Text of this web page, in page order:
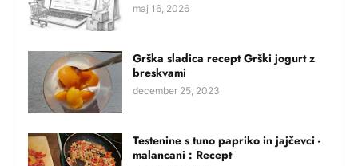
maj 16, 2026
Grška sladica recept Grški jogurt z
breskvami
december 25, 2023
Testenine s tuno papriko in jajčevci -
malancani : Recept